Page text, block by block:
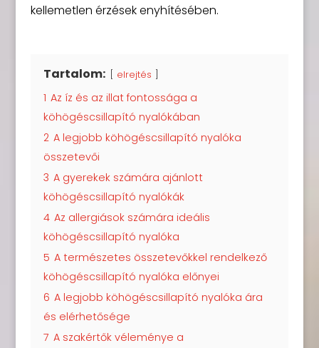
kellemetlen érzések enyhítésében.
Tartalom: elrejtés
1 Az íz és az illat fontossága a
köhögéscsillapító nyalókában
2 A legjobb köhögéscsillapító nyalóka
összetevői
3 A gyerekek számára ajánlott
köhögéscsillapító nyalókák
4 Az allergiások számára ideális
köhögéscsillapító nyalóka
5 A természetes összetevőkkel rendelkező
köhögéscsillapító nyalóka előnyei
6 A legjobb köhögéscsillapító nyalóka ára
és elérhetősége
7 A szakértők véleménye a